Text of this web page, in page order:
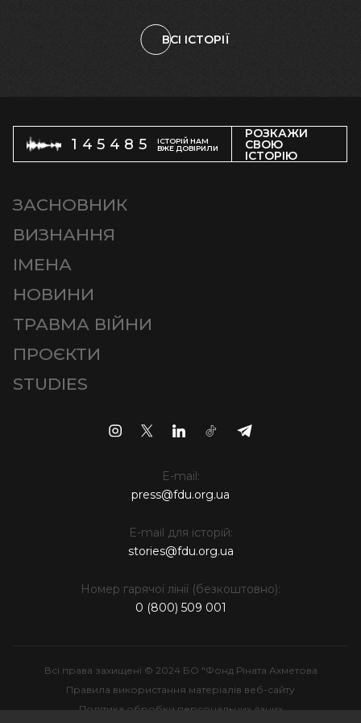
ВСІ ІСТОРІЇ
145485
ІСТОРІЙ НАМ
ВЖЕ ДОВІРИЛИ
РОЗКАЖИ
СВОЮ
ІСТОРІЮ
ЗАСНОВНИК
ВИЗНАННЯ
ІМЕНА
НОВИНИ
ТРАВМА ВІЙНИ
ПРОЄКТИ
STUDIES
E-mail:
press@fdu.org.ua
E-mail для історій:
stories@fdu.org.ua
Номер гарячої лінії (безкоштовно):
0 (800) 509 001
Всі права захищені © 2024 БО "Фонд Ріната Ахметова
Правила використання матеріалів веб-сайту
Політика обробки персональних даних